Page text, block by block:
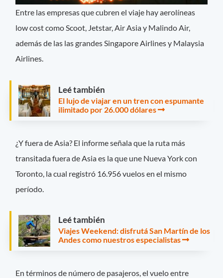
Entre las empresas que cubren el viaje hay aerolíneas
low cost como Scoot, Jetstar, Air Asia y Malindo Air,
además de las las grandes Singapore Airlines y Malaysia
Airlines.
Leé también
El lujo de viajar en un tren con espumante
ilimitado por 26.000 dólares
¿Y fuera de Asia? El informe señala que la ruta más
transitada fuera de Asia es la que une Nueva York con
Toronto, la cual registró 16.956 vuelos en el mismo
período.
Leé también
Viajes Weekend: disfrutá San Martín de los
Andes como nuestros especialistas
En términos de número de pasajeros, el vuelo entre